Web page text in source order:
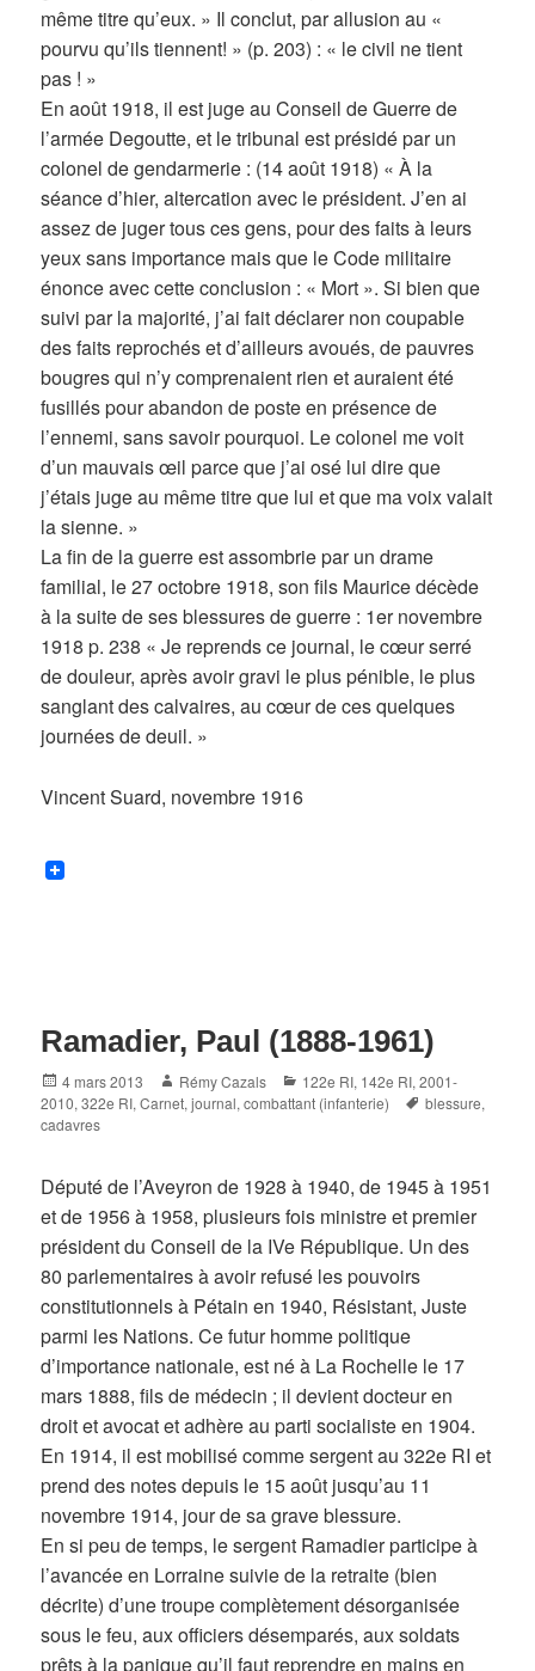
même titre qu’eux. » Il conclut, par allusion au «
pourvu qu’ils tiennent! » (p. 203) : « le civil ne tient
pas ! »
En août 1918, il est juge au Conseil de Guerre de
l’armée Degoutte, et le tribunal est présidé par un
colonel de gendarmerie : (14 août 1918) « À la
séance d’hier, altercation avec le président. J’en ai
assez de juger tous ces gens, pour des faits à leurs
yeux sans importance mais que le Code militaire
énonce avec cette conclusion : « Mort ». Si bien que
suivi par la majorité, j’ai fait déclarer non coupable
des faits reprochés et d’ailleurs avoués, de pauvres
bougres qui n’y comprenaient rien et auraient été
fusillés pour abandon de poste en présence de
l’ennemi, sans savoir pourquoi. Le colonel me voit
d’un mauvais œil parce que j’ai osé lui dire que
j’étais juge au même titre que lui et que ma voix valait
la sienne. »
La fin de la guerre est assombrie par un drame
familial, le 27 octobre 1918, son fils Maurice décède
à la suite de ses blessures de guerre : 1er novembre
1918 p. 238 « Je reprends ce journal, le cœur serré
de douleur, après avoir gravi le plus pénible, le plus
sanglant des calvaires, au cœur de ces quelques
journées de deuil. »
Vincent Suard, novembre 1916
Ramadier, Paul (1888-1961)
Posted
on
4 mars 2013 Author
Rémy Cazals Categories
122e RI, 142e RI,2001-
2010,322e RI,Carnet, journal,combattant (infanterie) Tags
blessure,
cadavres
Député de l’Aveyron de 1928 à 1940, de 1945 à 1951
et de 1956 à 1958, plusieurs fois ministre et premier
président du Conseil de la IVe République. Un des
80 parlementaires à avoir refusé les pouvoirs
constitutionnels à Pétain en 1940, Résistant, Juste
parmi les Nations. Ce futur homme politique
d’importance nationale, est né à La Rochelle le 17
mars 1888, fils de médecin ; il devient docteur en
droit et avocat et adhère au parti socialiste en 1904.
En 1914, il est mobilisé comme sergent au 322e RI et
prend des notes depuis le 15 août jusqu’au 11
novembre 1914, jour de sa grave blessure.
En si peu de temps, le sergent Ramadier participe à
l’avancée en Lorraine suivie de la retraite (bien
décrite) d’une troupe complètement désorganisée
sous le feu, aux officiers désemparés, aux soldats
prêts à la panique qu’il faut reprendre en mains en